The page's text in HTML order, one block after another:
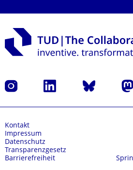
Instagram LinkedIn Bluesky
Kontakt
Impressum
Datenschutz
Transparenzgesetz
Barrierefreiheit